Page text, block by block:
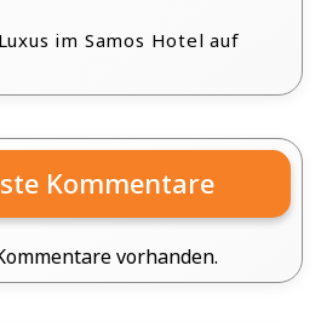
im Samos Hotel auf
Kommentare
vorhanden.